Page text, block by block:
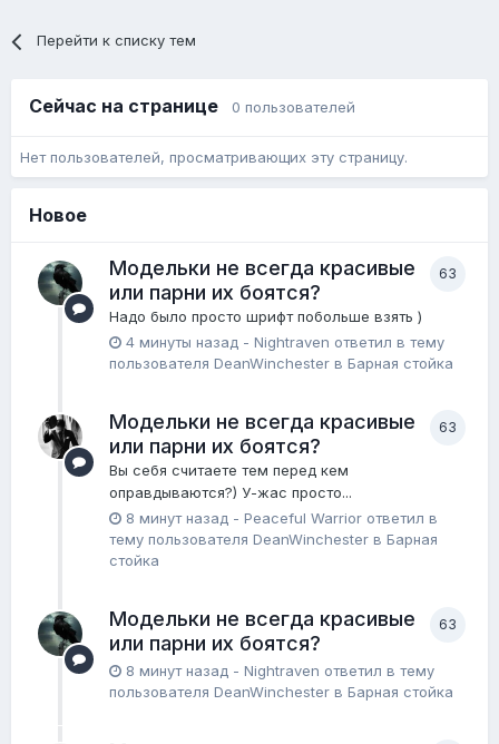
Перейти к списку тем
Сейчас на странице 0 пользователей
Нет пользователей, просматривающих эту страницу.
Новое
63
Модельки не всегда красивые
или парни их боятся?
Надо было просто шрифт побольше взять )
4 минуты назад - Nightraven ответил в тему
пользователя DeanWinchester в Барная стойка
63
Модельки не всегда красивые
или парни их боятся?
Вы себя считаете тем перед кем
оправдываются?) У-жас просто...
8 минут назад - Peaceful Warrior ответил в
тему пользователя DeanWinchester в Барная
стойка
63
Модельки не всегда красивые
или парни их боятся?
8 минут назад - Nightraven ответил в тему
пользователя DeanWinchester в Барная стойка